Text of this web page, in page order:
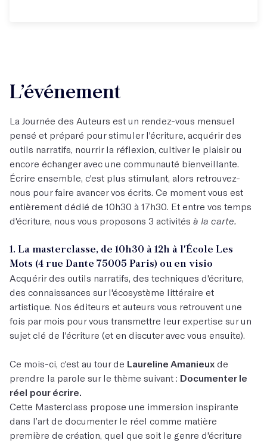
L’événement
La Journée des Auteurs est un rendez-vous mensuel
pensé et préparé pour stimuler l'écriture, acquérir des
outils narratifs, nourrir la réflexion, cultiver le plaisir ou
encore échanger avec une communauté bienveillante.
Écrire ensemble, c'est plus stimulant, alors retrouvez-
nous pour faire avancer vos écrits. Ce moment vous est
entièrement dédié de 10h30 à 17h30. Et entre vos temps
d'écriture, nous vous proposons 3 activités à la carte.
1. La masterclasse, de 10h30 à 12h à l'École Les
Mots (4 rue Dante 75005 Paris) ou en visio
Acquérir des outils narratifs, des techniques d'écriture,
des connaissances sur l'écosystème littéraire et
artistique. Nos éditeurs et auteurs vous retrouvent une
fois par mois pour vous transmettre leur expertise sur un
sujet clé de l'écriture (et en discuter avec vous ensuite).
Ce mois-ci, c'est au tour de Laureline Amanieux de
prendre la parole sur le thème suivant : Documenter le
réel pour écrire.
Cette Masterclass propose une immersion inspirante
dans l’art de documenter le réel comme matière
première de création, quel que soit le genre d'écriture